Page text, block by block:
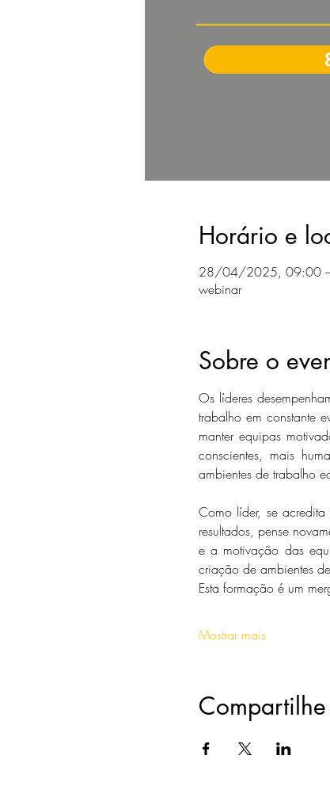
Horário e
28/04/2025, 09:00
webinar
Sobre o
Os líderes
trabalho em constante
manter equipas
conscientes, mais
ambientes de trabalho
Como líder, se
resultados, pense
e a motivação das
criação de ambientes
Esta formação é um
Mostrar mais